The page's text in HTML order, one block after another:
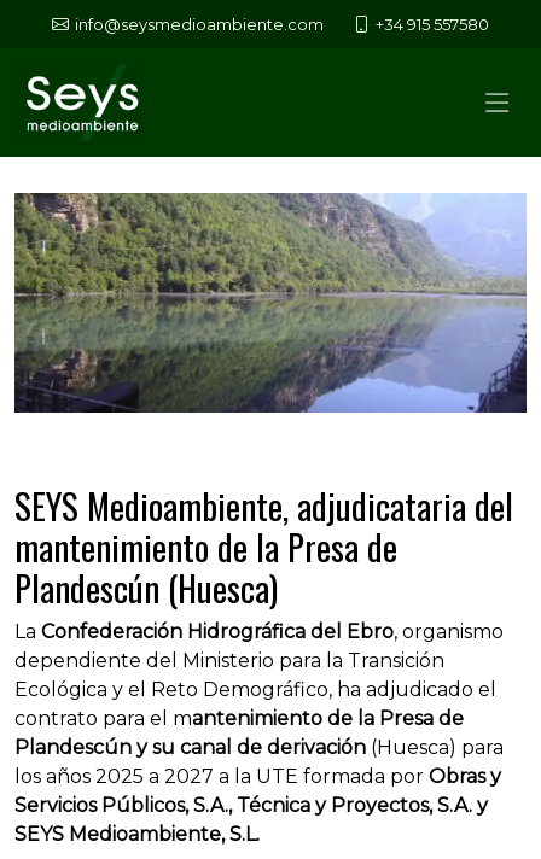
info@seysmedioambiente.com +34 915 557580
SEYS Medioambiente, adjudicataria del
mantenimiento de la Presa de
Plandescún (Huesca)
La Confederación Hidrográfica del Ebro, organismo
dependiente del Ministerio para la Transición
Ecológica y el Reto Demográfico, ha adjudicado el
contrato para el mantenimiento de la Presa de
Plandescún y su canal de derivación (Huesca) para
los años 2025 a 2027 a la UTE formada por Obras y
Servicios Públicos, S.A., Técnica y Proyectos, S.A. y
SEYS Medioambiente, S.L.